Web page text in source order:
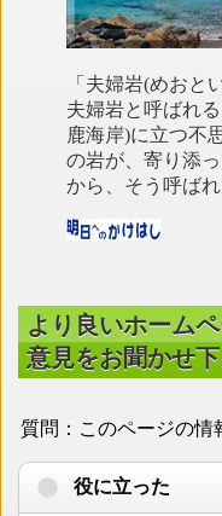
「夫婦岩(めおと
夫婦岩と呼ばれ
鹿海岸)に立つ不
の岩が、寄り添
から、そう呼ば
より良いホーム
意見をお聞かせ
質問：このページの情
役に立った